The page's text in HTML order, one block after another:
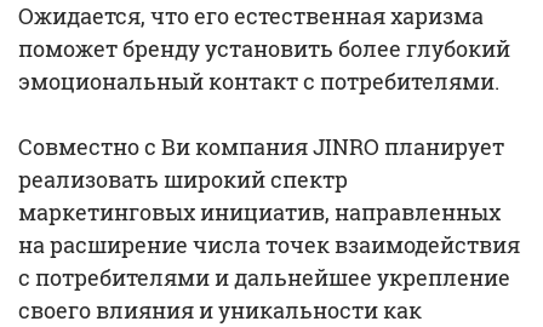
Ожидается, что его естественная харизма
поможет бренду установить более глубокий
эмоциональный контакт с потребителями.
Совместно с Ви компания JINRO планирует
реализовать широкий спектр
маркетинговых инициатив, направленных
на расширение числа точек взаимодействия
с потребителями и дальнейшее укрепление
своего влияния и уникальности как